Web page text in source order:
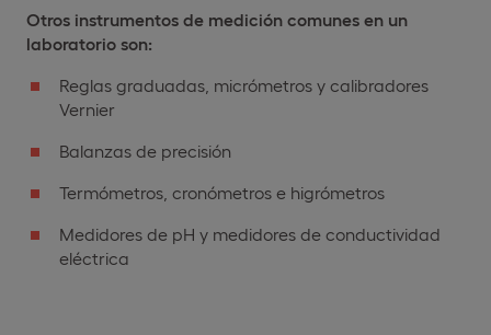
Otros instrumentos de medición comunes en un
laboratorio son:
Reglas graduadas, micrómetros y calibradores
Vernier
Balanzas de precisión
Termómetros, cronómetros e higrómetros
Medidores de pH y medidores de conductividad
eléctrica